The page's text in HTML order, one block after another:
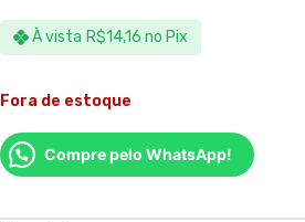
À vista R$14,16 no Pix
Fora de estoque
Compre pelo WhatsApp!